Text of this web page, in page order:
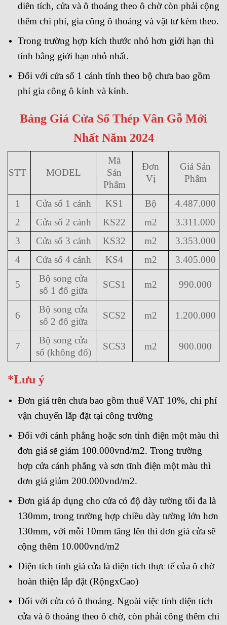
diên tích, cửa và ô thoáng theo ô chờ còn phải cộng
thêm chi phí, gia công ô thoáng và vật tư kèm theo.
Trong trường hợp kích thước nhỏ hơn giới hạn thì
tính bằng giới hạn nhỏ nhất.
Đối với cửa sổ 1 cánh tính theo bộ chưa bao gồm
phí gia công ô kính và kính.
Bảng Giá Cửa Sổ Thép Vân Gỗ Mới
Nhất Năm 2024
STT MODEL
Mã
Sản
Phẩm
Đơn
Vị
Giá Sản
Phẩm
1 Cửa sổ 1 cánh KS1 Bộ
4.487.000
2
Cửa sổ 2 cánh KS22 m2
3.311.000
3
Cửa sổ 3 cánh KS32 m2
3.353.000
4
Cửa sổ 4 cánh KS4 m2 3.405.000
5
Bộ song cửa
sổ 1 đố giữa
SCS1 m2 990.000
6
Bộ song cửa
sổ 2 đố giữa
SCS2 m2 1.200.000
7
Bộ song cửa
sổ (không đố)
SCS3 m2 900.000
*Lưu ý
Đơn giá trên chưa bao gồm thuế VAT 10%, chi phí
vận chuyển lắp đặt tại công trường
Đối với cánh phẳng hoặc sơn tỉnh điện một màu thì
đơn giá sẽ giảm 100.000vnd/m2. Trong trường
hợp cửa cánh phẳng và sơn tĩnh điện một màu thì
đơn giá giảm 200.000vnd/m2.
Đơn giá áp dụng cho cửa có độ dày tường tối đa là
130mm, trong trường hợp chiều dày tường lớn hơn
130mm, với mỗi 10mm tăng lên thì đơn giá cửa sẽ
cộng thêm 10.000vnd/m2
Diện tích tính giá cửa là diện tích thực tế của ô chờ
hoàn thiện lắp đặt (RộngxCao)
Đối với cửa có ô thoáng. Ngoài việc tính diện tích
cửa và ô thoáng theo ô chờ, còn phải công thêm chi